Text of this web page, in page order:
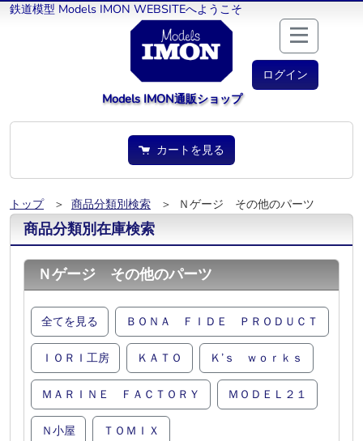
鉄道模型 Models IMON WEBSITEへようこそ
ログイン
Models IMON通販ショップ
カートを見る
トップ ＞ 商品分類別検索 ＞ Ｎゲージ その他のパーツ
商品分類別在庫検索
Ｎゲージ その他のパーツ
全てを見る ＢＯＮＡ ＦＩＤＥ ＰＲＯＤＵＣＴ
ＩＯＲＩ工房 ＫＡＴＯ Ｋ’ｓ ｗｏｒｋｓ
ＭＡＲＩＮＥ ＦＡＣＴＯＲＹ ＭＯＤＥＬ２１
Ｎ小屋 ＴＯＭＩＸ